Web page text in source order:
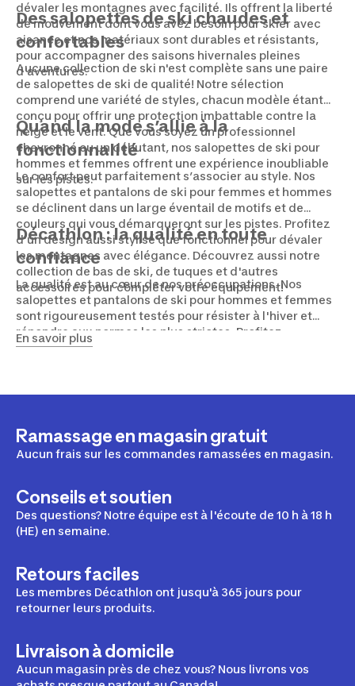
dévaler les montagnes avec facilité. Ils offrent la liberté
de mouvement dont vous avez besoin pour skier avec
aisance et nos matériaux sont durables et résistants,
pour accompagner des saisons hivernales pleines
d'aventures.
Des salopettes de ski chaudes et
confortables
Aucune collection de ski n'est complète sans une paire
de salopettes de ski de qualité! Notre sélection
comprend une variété de styles, chacun modèle étant
conçu pour offrir une protection imbattable contre la
neige et le vent. Que vous soyez un professionnel
chevronné ou un débutant, nos salopettes de ski pour
hommes et femmes offrent une expérience inoubliable
sur les pistes.
Quand la mode s’allie à la
fonctionnalité
Le confort peut parfaitement s’associer au style. Nos
salopettes et pantalons de ski pour femmes et hommes
se déclinent dans un large éventail de motifs et de
couleurs qui vous démarqueront sur les pistes. Profitez
d’un design aussi stylisé que fonctionnel pour dévaler
les montagnes avec élégance. Découvrez aussi notre
collection de bas de ski, de tuques et d'autres
accessoires pour compléter votre équipement!
Décathlon : la qualité en toute
confiance
La qualité est au cœur de nos préoccupations. Nos
salopettes et pantalons de ski pour hommes et femmes
sont rigoureusement testés pour résister à l'hiver et
répondre aux normes les plus strictes. Profitez
d’équipements fiables pour faire de chaque aventure
besoins.
En savoir plus
Ramassage en magasin gratuit
Aucun frais sur les commandes ramassées en magasin.
Conseils et soutien
Des questions? Notre équipe est à l'écoute de 10 h à 18 h
(HE) en semaine.
Retours faciles
Les membres Décathlon ont jusqu'à 365 jours pour
retourner leurs produits.
Livraison à domicile
Aucun magasin près de chez vous? Nous livrons vos